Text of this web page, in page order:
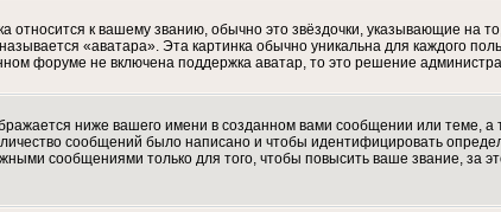
относится к вашему званию, обычно это звёздочки, указывающие на
«аватара». Эта картинка обычно уникальна для каждого
форуме не включена поддержка аватар, то это решение
ниже вашего имени в созданном вами сообщении или теме, а
сообщений было написано и чтобы идентифицировать
сообщениями только для того, чтобы повысить ваше звание, за